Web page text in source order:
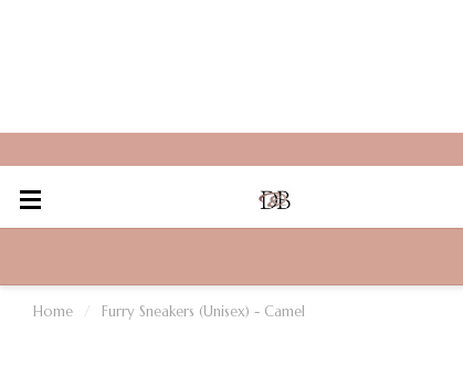
Home / Furry Sneakers (Unisex) - Camel